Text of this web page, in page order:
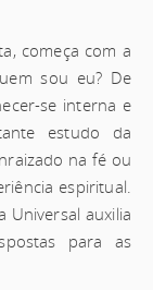
começa com a
sou eu? De
se interna e
estudo da
na fé ou
espiritual.
Universal auxilia
para as